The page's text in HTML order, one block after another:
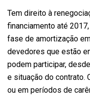
Tem direito à
financiamento até
fase de amortização
devedores que estão
podem participar,
e situação do contrato.
ou em períodos de